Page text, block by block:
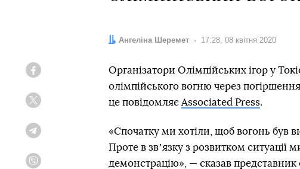
Автор:
Ангеліна Шеремет Дата:
17:28, 08 квітня 2020
Організатори Олімпійських ігор у
олімпійського вогню через
це повідомляє Associated Press.
«Спочатку ми хотіли, щоб вогонь був
Проте в звʼязку з розвитком
демонстрацію», — сказав представник